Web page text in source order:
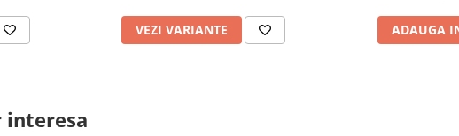
VEZI VARIANTE ADAUGA
interesa